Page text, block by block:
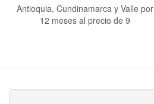
Antioquia, Cundinamarca y Valle por
12 meses al precio de 9